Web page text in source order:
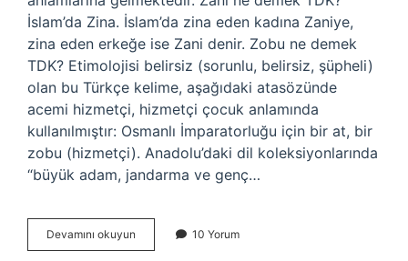
İslam’da Zina. İslam’da zina eden kadına Zaniye,
zina eden erkeğe ise Zani denir. Zobu ne demek
TDK? Etimolojisi belirsiz (sorunlu, belirsiz, şüpheli)
olan bu Türkçe kelime, aşağıdaki atasözünde
acemi hizmetçi, hizmetçi çocuk anlamında
kullanılmıştır: Osmanlı İmparatorluğu için bir at, bir
zobu (hizmetçi). Anadolu’daki dil koleksiyonlarında
“büyük adam, jandarma ve genç…
Devamını okuyun
Ne
10 Yorum